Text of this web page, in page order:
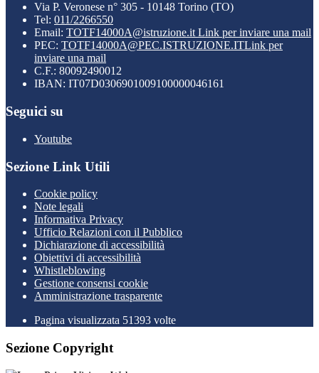
Via P. Veronese n° 305 - 10148 Torino (TO)
Tel: 011/2266550
Email: TOTF14000A@istruzione.it Link per inviare una mail
PEC: TOTF14000A@PEC.ISTRUZIONE.ITLink per
inviare una mail
C.F.: 80092490012
IBAN: IT07D0306901009100000046161
Seguici su
Youtube
Sezione Link Utili
Cookie policy
Note legali
Informativa Privacy
Ufficio Relazioni con il Pubblico
Dichiarazione di accessibilità
Obiettivi di accessibilità
Whistleblowing
Gestione consensi cookie
Amministrazione trasparente
Pagina visualizzata 51393 volte
Sezione Copyright